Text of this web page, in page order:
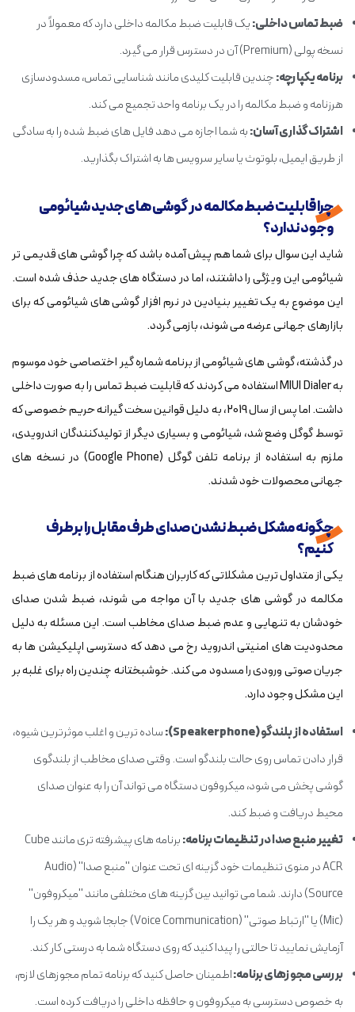
ضبط تماس داخلی:یک قابلیت ضبط مکالمه داخلی دارد که معمولاً در
نسخه پولی (Premium) آن در دسترس قرار می گیرد.
برنامه یکپارچه:چندین قابلیت کلیدی مانند شناسایی تماس، مسدودسازی
هرزنامه و ضبط مکالمه را در یک برنامه واحد تجمیع می کند.
اشتراک گذاری آسان:به شما اجازه می دهد فایل های ضبط شده را به سادگی
از طریق ایمیل، بلوتوث یا سایر سرویس ها به اشتراک بگذارید.
چرا قابلیت ضبط مکالمه در گوشی های جدید شیائومی
وجود ندارد؟
شاید این سوال برای شما هم پیش آمده باشد که چرا گوشی های قدیمی تر
شیائومی این ویژگی را داشتند، اما در دستگاه های جدید حذف شده است.
این موضوع به یک تغییر بنیادین در نرم افزار گوشی های شیائومی که برای
بازارهای جهانی عرضه می شوند، بازمی گردد.
در گذشته، گوشی های شیائومی از برنامه شماره گیر اختصاصی خود موسوم
به MIUI Dialer استفاده می کردند که قابلیت ضبط تماس را به صورت داخلی
داشت. اما پس از سال 2019، به دلیل قوانین سخت گیرانه حریم خصوصی که
توسط گوگل وضع شد، شیائومی و بسیاری دیگر از تولیدکنندگان اندرویدی،
ملزم به استفاده از برنامه تلفن گوگل (Google Phone) در نسخه های
جهانی محصولات خود شدند.
چگونه مشکل ضبط نشدن صدای طرف مقابل را برطرف
کنیم؟
یکی از متداول ترین مشکلاتی که کاربران هنگام استفاده از برنامه های ضبط
مکالمه در گوشی های جدید با آن مواجه می شوند، ضبط شدن صدای
خودشان به تنهایی و عدم ضبط صدای مخاطب است. این مسئله به دلیل
محدودیت های امنیتی اندروید رخ می دهد که دسترسی اپلیکیشن ها به
جریان صوتی ورودی را مسدود می کند. خوشبختانه چندین راه برای غلبه بر
این مشکل وجود دارد.
استفاده از بلندگو (Speakerphone):
ساده ترین و اغلب موثرترین شیوه،
قرار دادن تماس روی حالت بلندگو است. وقتی صدای مخاطب از بلندگوی
گوشی پخش می شود، میکروفون دستگاه می تواند آن را به عنوان صدای
محیط دریافت و ضبط کند.
تغییر منبع صدا در تنظیمات برنامه:
برنامه های پیشرفته تری مانند Cube
ACR در منوی تنظیمات خود گزینه ای تحت عنوان "منبع صدا" (Audio
Source) دارند. شما می توانید بین گزینه های مختلفی مانند "میکروفون"
(Mic) یا "ارتباط صوتی" (Voice Communication) جابجا شوید و هر یک را
آزمایش نمایید تا حالتی را پیدا کنید که روی دستگاه شما به درستی کار کند.
بررسی مجوزهای برنامه:اطمینان حاصل کنید که برنامه تمام مجوزهای لازم،
به خصوص دسترسی به میکروفون و حافظه داخلی را دریافت کرده است.